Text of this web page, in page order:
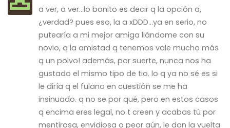
a ver, a ver…lo bonito es decir q la opción a,
¿verdad? pues eso, la a xDDD…ya en serio, no
putearía a mi mejor amiga liándome con su
novio, q la amistad q tenemos vale mucho más
q un polvo! además, por suerte, nunca nos ha
gustado el mismo tipo de tio. lo q ya no sé es si
le diría q el fulano en cuestión se me ha
insinuado. q no se por qué, pero en estos casos
q encima eres legal, no t creen y acabas tú por
mentirosa, envidiosa o peor aún, le dan la vuelta